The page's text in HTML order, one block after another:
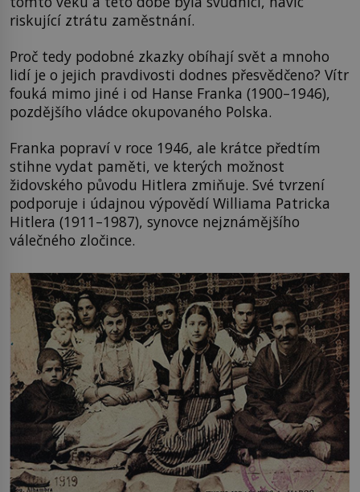
riskující ztrátu zaměstnání.
Proč tedy podobné zkazky obíhají svět a mnoho
lidí je o jejich pravdivosti dodnes přesvědčeno? Vítr
fouká mimo jiné i od Hanse Franka (1900–1946),
pozdějšího vládce okupovaného Polska.
Franka popraví v roce 1946, ale krátce předtím
stihne vydat paměti, ve kterých možnost
židovského původu Hitlera zmiňuje. Své tvrzení
podporuje i údajnou výpovědí Williama Patricka
Hitlera (1911–1987), synovce nejznámějšího
válečného zločince.